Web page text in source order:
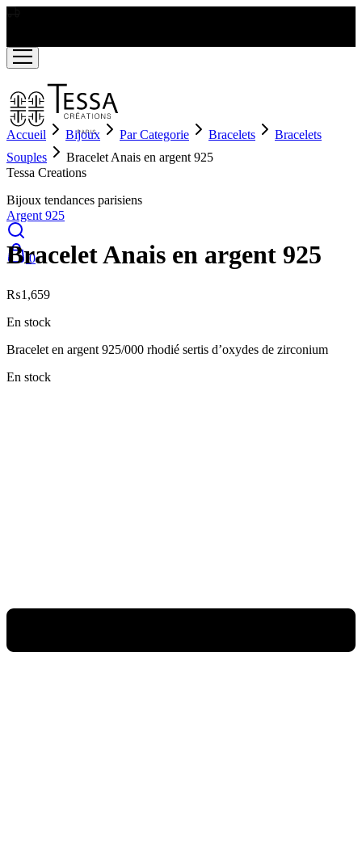
Tessa Creations
Bijoux tendances parisiens
0
Accueil Bijoux Par Categorie Bracelets
Bracelets
Souples
Bracelet Anais en argent 925
Argent 925
Bracelet Anais en argent 925
₨1,659
En stock
Bracelet en argent 925/000 rhodié sertis d’oxydes de zirconium
En stock